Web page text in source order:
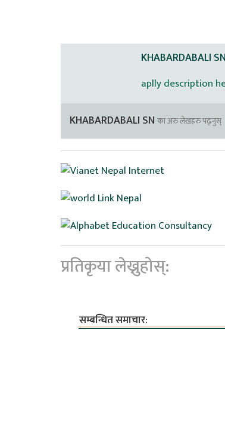
KHABARDABALI SN
aplly description
KHABARDABALI SN का अरु लेखहरु पढ्नुस्
प्रतिकृया लेख्नुहोस्:
सम्बन्धित समाचार: